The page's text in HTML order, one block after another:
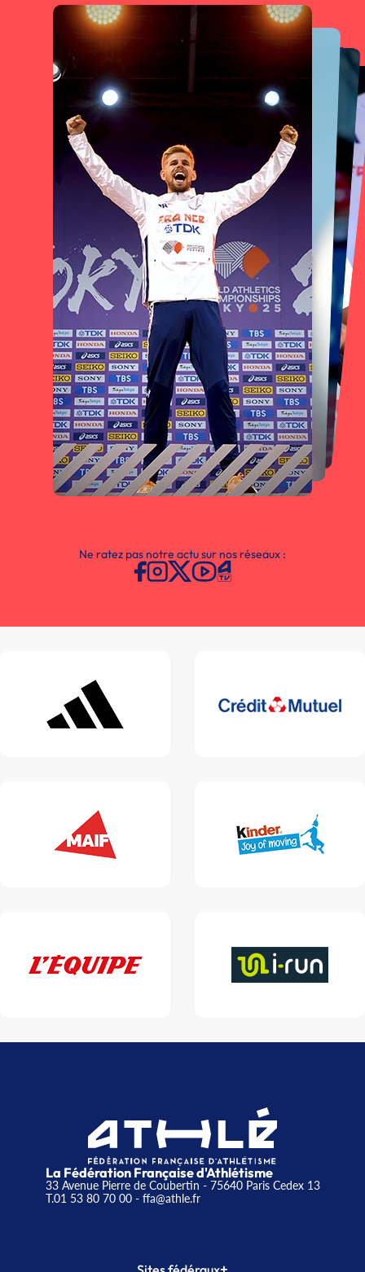
Ne ratez pas notre actu sur nos réseaux :
La Fédération Française d'Athlétisme
33 Avenue Pierre de Coubertin - 75640 Paris Cedex 13
T.01 53 80 70 00- ffa@athle.fr